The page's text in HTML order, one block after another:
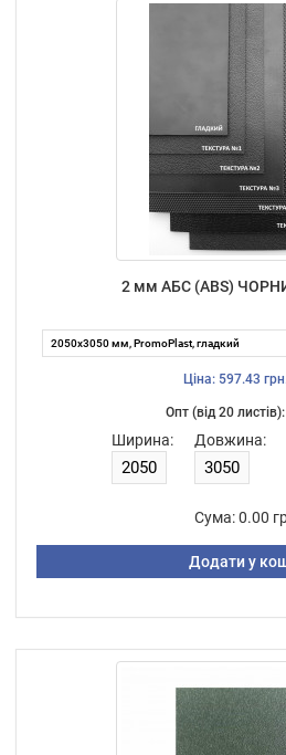
2 мм АБС (ABS)
Ціна: 597.43
Опт (від 20
Ширина: Довжина:
Сума: 0.00
Додати у